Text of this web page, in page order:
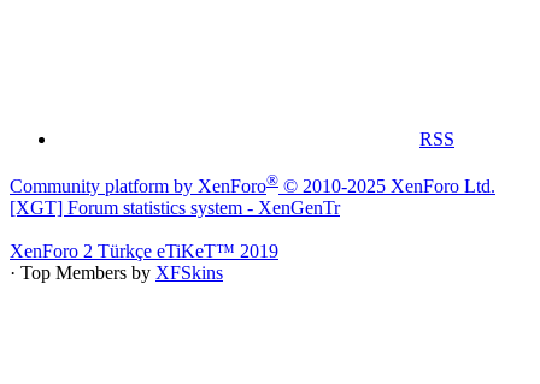
RSS
Community platform by XenForo® © 2010-2025 XenForo Ltd.
[XGT] Forum statistics system - XenGenTr
XenForo 2 Türkçe eTiKeT™ 2019
· Top Members by XFSkins